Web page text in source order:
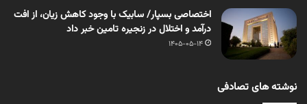
اختصاصی بسپار/ سابیک با وجود کاهش زیان، از افت
درآمد و اختلال در زنجیره تامین خبر داد
1405-05-14
نوشته های تصادفی